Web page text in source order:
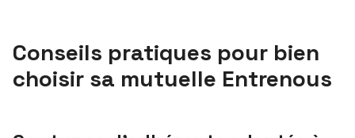
Conseils pratiques pour bien
choisir sa mutuelle Entrenous